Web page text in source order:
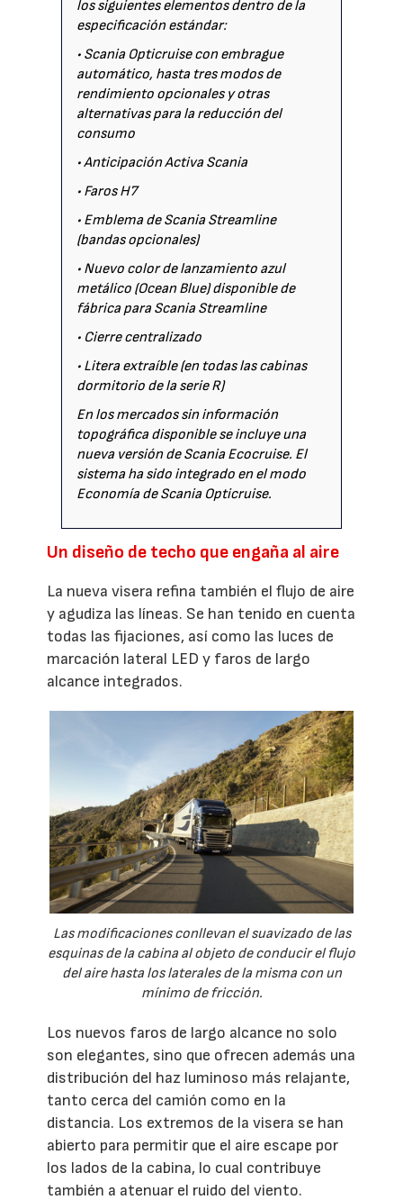
los siguientes elementos dentro de la
especificación estándar:
• Scania Opticruise con embrague
automático, hasta tres modos de
rendimiento opcionales y otras
alternativas para la reducción del
consumo
• Anticipación Activa Scania
• Faros H7
• Emblema de Scania Streamline
(bandas opcionales)
• Nuevo color de lanzamiento azul
metálico (Ocean Blue) disponible de
fábrica para Scania Streamline
• Cierre centralizado
• Litera extraíble (en todas las cabinas
dormitorio de la serie R)
En los mercados sin información
topográfica disponible se incluye una
nueva versión de Scania Ecocruise. El
sistema ha sido integrado en el modo
Economía de Scania Opticruise.
Un diseño de techo que engaña al aire
La nueva visera refina también el flujo de aire
y agudiza las líneas. Se han tenido en cuenta
todas las fijaciones, así como las luces de
marcación lateral LED y faros de largo
alcance integrados.
Las modificaciones conllevan el suavizado de las
esquinas de la cabina al objeto de conducir el flujo
del aire hasta los laterales de la misma con un
mínimo de fricción.
Los nuevos faros de largo alcance no solo
son elegantes, sino que ofrecen además una
distribución del haz luminoso más relajante,
tanto cerca del camión como en la
distancia. Los extremos de la visera se han
abierto para permitir que el aire escape por
los lados de la cabina, lo cual contribuye
también a atenuar el ruido del viento.